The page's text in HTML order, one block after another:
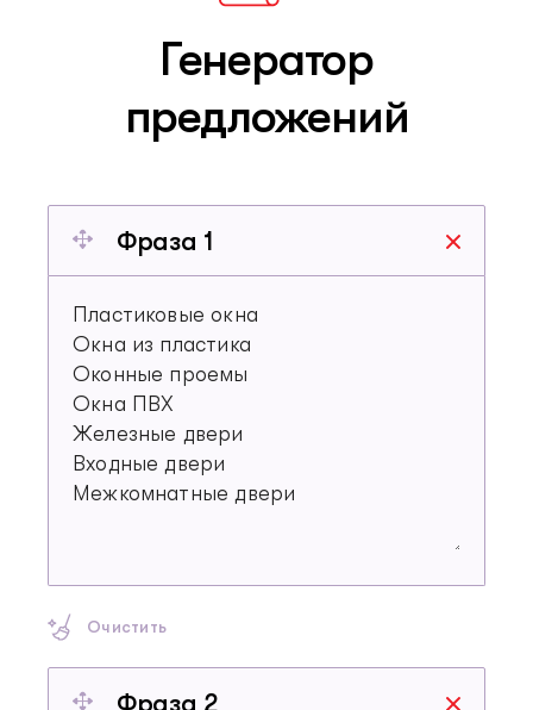
Генератор
предложений
Фраза 1
Очистить
Фраза 2